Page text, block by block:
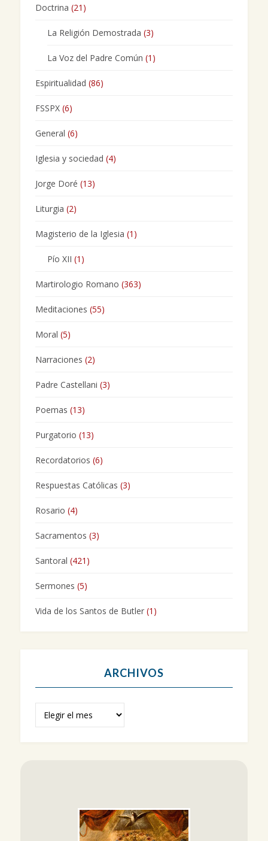
Doctrina (21)
La Religión Demostrada (3)
La Voz del Padre Común (1)
Espiritualidad (86)
FSSPX(6)
General (6)
Iglesia y sociedad (4)
Jorge Doré (13)
Liturgia (2)
Magisterio de la Iglesia (1)
Pío XII (1)
Martirologio Romano (363)
Meditaciones (55)
Moral (5)
Narraciones (2)
Padre Castellani (3)
Poemas (13)
Purgatorio (13)
Recordatorios (6)
Respuestas Católicas (3)
Rosario (4)
Sacramentos (3)
Santoral (421)
Sermones (5)
Vida de los Santos de Butler(1)
ARCHIVOS